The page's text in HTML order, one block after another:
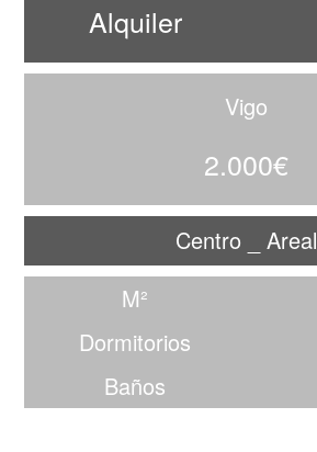
Alquiler
Vigo
2.000€
Centro _ Areal
M²
Dormitorios
Baños